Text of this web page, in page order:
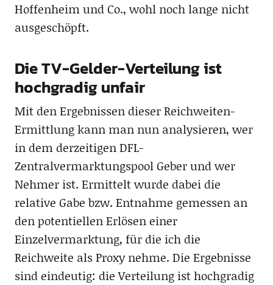
Hoffenheim und Co., wohl noch lange nicht
ausgeschöpft.
Die TV-Gelder-Verteilung ist
hochgradig unfair
Mit den Ergebnissen dieser Reichweiten-
Ermittlung kann man nun analysieren, wer
in dem derzeitigen DFL-
Zentralvermarktungspool Geber und wer
Nehmer ist. Ermittelt wurde dabei die
relative Gabe bzw. Entnahme gemessen an
den potentiellen Erlösen einer
Einzelvermarktung, für die ich die
Reichweite als Proxy nehme. Die Ergebnisse
sind eindeutig: die Verteilung ist hochgradig